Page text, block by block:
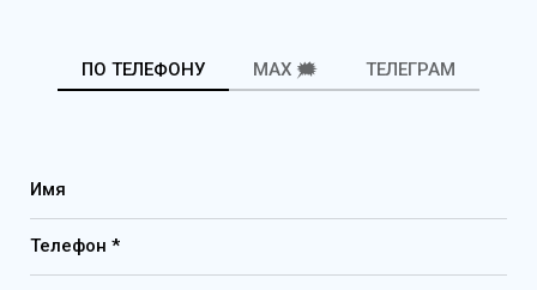
ПО ТЕЛЕФОНУ MAX 🗯️ ТЕЛЕГРАМ
Имя
Телефон *